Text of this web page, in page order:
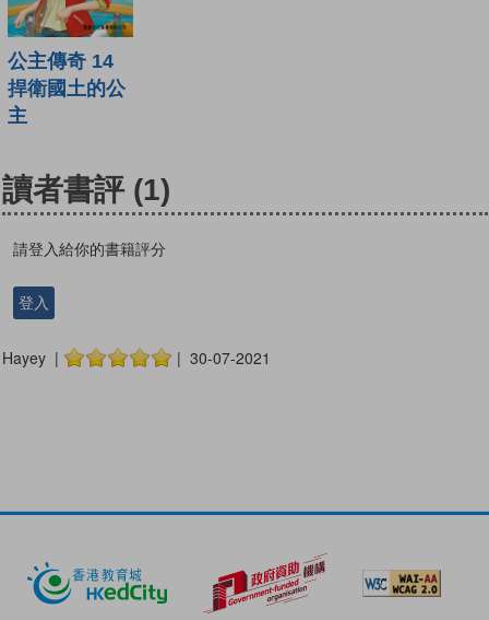
公主傳奇 14
捍衛國土的公
主
讀者書評 (1)
請登入給你的書籍評分
登入
Hayey | | 30-07-2021